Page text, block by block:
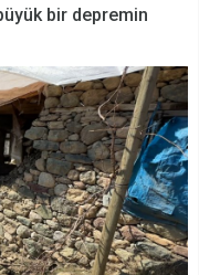
bir depremin